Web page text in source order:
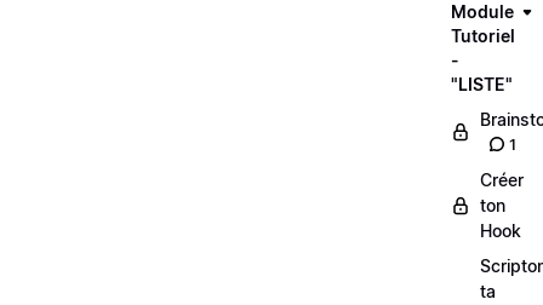
Module
Tutoriel
-
"LISTE"
1
Créer
ton
Hook
ta